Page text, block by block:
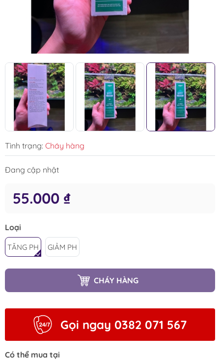
Tình trạng: Cháy hàng
Đang cập nhật
55.000 ₫
Loại
TĂNG PH GIẢM PH
CHÁY HÀNG
Gọi ngay 0382 071 567
Có thể mua tại